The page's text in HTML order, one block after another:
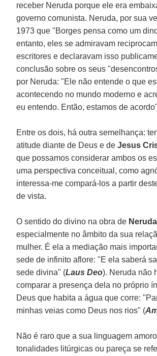
receber Neruda porque ele era
governo comunista. Neruda, por sua
1973 que "Borges pensa como um
entanto, eles se admiravam
escritores e declaravam isso
conclusão sobre os seus
por Neruda: "Ele não entende o que
acontecendo no mundo moderno e
eu entendo. Então, estamos de
Entre os dois, há outra semelhança:
atitude diante de Deus e deJesus
que possamos considerar ambos os
uma perspectiva conceitual, como
interessa-me compará-los a partir
de vista.
O sentido do divino na obra de Neruda
especialmente no âmbito da sua
mulher. É ela a mediação mais
sede de infinito aflore: "E ela saberá
sede divina" (Laus Deo). Neruda não
comparar a presença dela no próprio
Deus que habita a água que corre:
minhas veias como Deus nos rios" (
Não é raro que a sua linguagem
tonalidades litúrgicas ou pareça se